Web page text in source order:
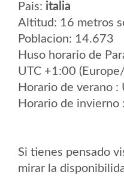
Pais: italia
Altitud: 16 metros
Poblacion: 14.673
Huso horario de
UTC +1:00
Horario de verano :
Horario de invierno
Si tienes pensado
mirar la